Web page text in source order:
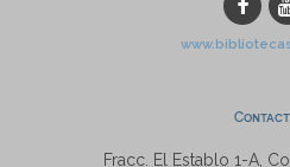
Fracc. El Establo 1-A,